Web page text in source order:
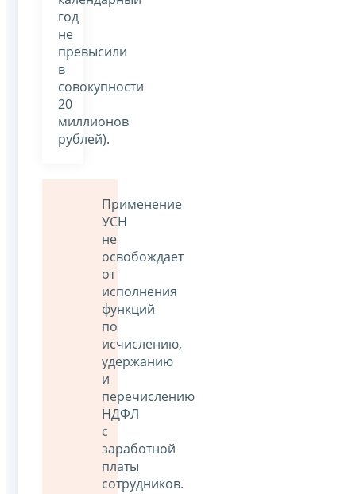
год
не
превысили
в
совокупности
20
миллионов
рублей).
Применение
УСН
не
освобождает
от
исполнения
функций
по
исчислению,
удержанию
и
перечислению
НДФЛ
с
заработной
платы
сотрудников.